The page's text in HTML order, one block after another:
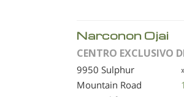
Narconon Ojai
CENTRO EXCLUSIVO
9950 Sulphur
Mountain Road